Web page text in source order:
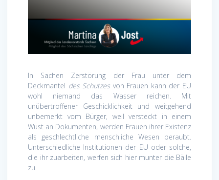
In Sachen Zerstörung der Frau unter dem
Deckmantel des Schutzes von Frauen kann der EU
wohl niemand das Wasser reichen. Mit
unübertroffener Geschicklichkeit und weitgehend
unbemerkt vom Bürger, weil versteckt in einem
Wust an Dokumenten, werden Frauen ihrer Existenz
als geschlechtliche menschliche Wesen beraubt.
Unterschiedliche Institutionen der EU oder solche,
die ihr zuarbeiten, werfen sich hier munter die Bälle
zu.